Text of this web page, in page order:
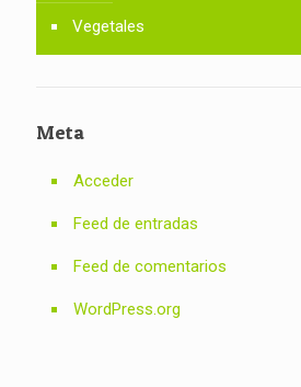
Vegetales
Meta
Acceder
Feed de entradas
Feed de comentarios
WordPress.org